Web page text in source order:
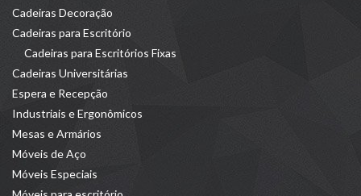
Cadeiras Decoração
Cadeiras para Escritório
Cadeiras para Escritórios Fixas
Cadeiras Universitárias
Espera e Recepção
Industriais e Ergonômicos
Mesas e Armários
Móveis de Aço
Móveis Especiais